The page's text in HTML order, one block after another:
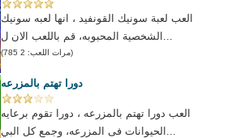
العب لعبة سونيك القونفيد ، انها لعبه سونيك
(مرات اللعب: 2 785)
دورا تهتم بالمزرعه
العب دورا تهتم بالمزرعه ، دورا تقوم برعايه